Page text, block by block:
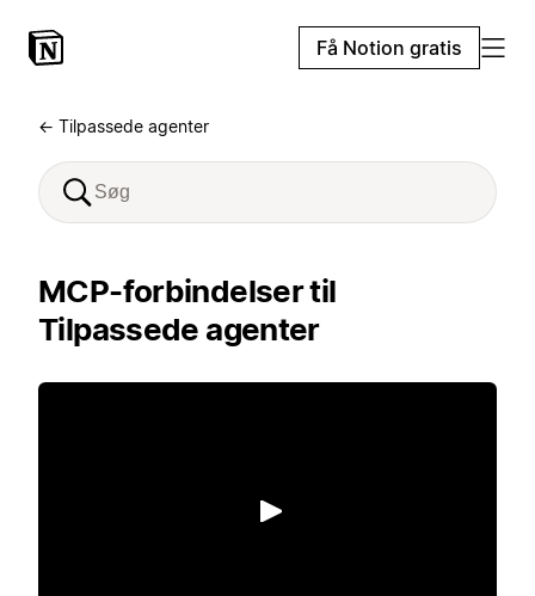
Få Notion gratis
← Tilpassede agenter
MCP-forbindelser til
Tilpassede agenter
Afspil